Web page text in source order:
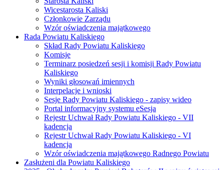
Wicestarosta Kaliski
Członkowie Zarządu
Wzór oświadczenia majątkowego
Rada Powiatu Kaliskiego
Skład Rady Powiatu Kaliskiego
Komisje
Terminarz posiedzeń sesji i komisji Rady Powiatu
Kaliskiego
Wyniki głosowań imiennych
Interpelacje i wnioski
Sesje Rady Powiatu Kaliskiego - zapisy wideo
Portal informacyjny systemu eSesja
Rejestr Uchwał Rady Powiatu Kaliskiego - VII
kadencja
Rejestr Uchwał Rady Powiatu Kaliskiego - VI
kadencja
Wzór oświadczenia majątkowego Radnego Powiatu
Zasłużeni dla Powiatu Kaliskiego